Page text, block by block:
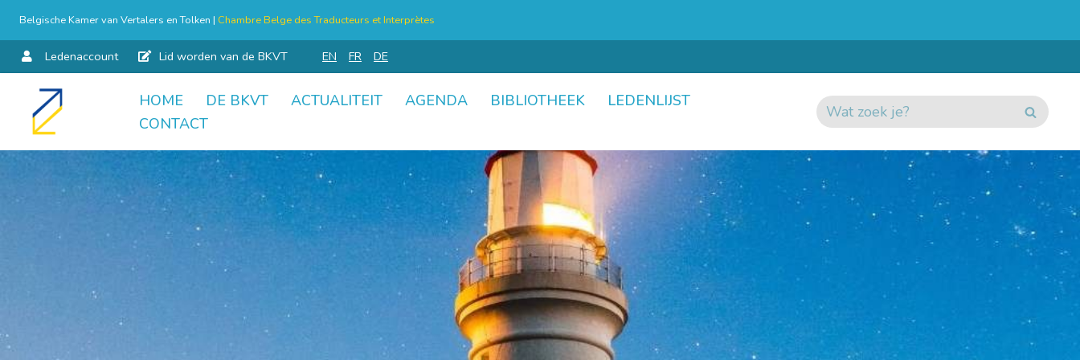
Belgische Kamer van Vertalers en Tolken | Chambre Belge des Traducteurs et Interprètes
Ledenaccount Lid worden van de BKVT EN FR DE
Skip
HOME DE BKVT ACTUALITEIT AGENDA BIBLIOTHEEK
LEDENLIJST
CONTACT